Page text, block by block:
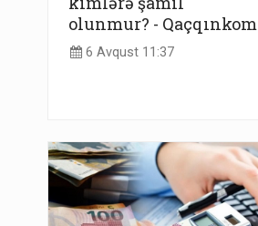
olunmur? - Qaçqınkom
6 Avqust 11:37